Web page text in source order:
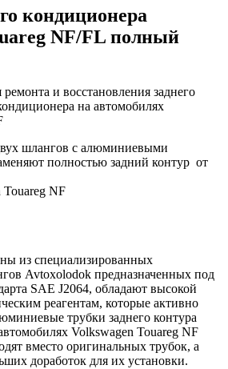
кондиционера
NF/FL полный
и восстановления заднего
на автомобилях
шлангов с алюминиевыми
полностью задний контур от
Touareg NF
из специализированных
Avtoxolodok предназначенных под
SAE J2064, обладают высокой
реагентам, которые активно
трубки заднего контура
Volkswagen Touareg NF
вместо оригинальных трубок, а
доработок для их установки.